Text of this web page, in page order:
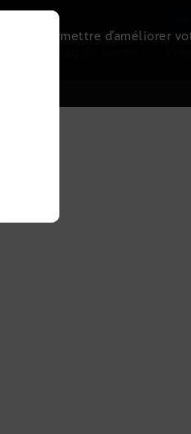
permettre d’améliorer